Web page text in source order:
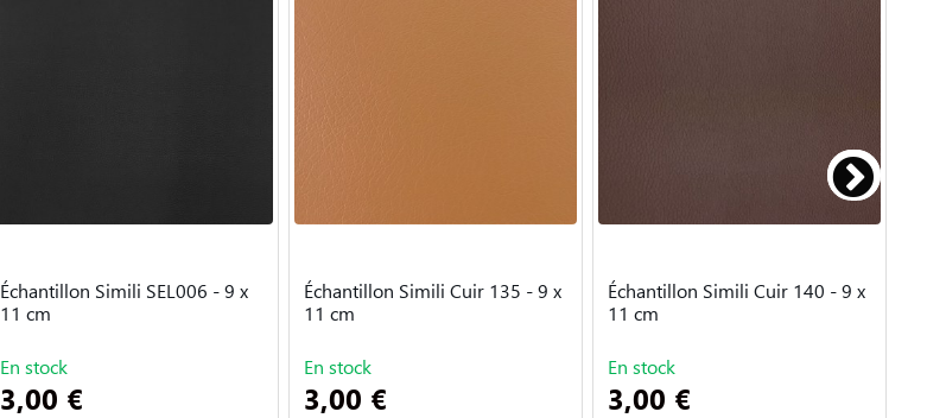
Échantillon Simili SEL006 - 9 x
11 cm
En stock
3,00 €
Échantillon Simili Cuir 135 - 9 x
11 cm
En stock
3,00 €
Échantillon Simili Cuir 140 - 9 x
11 cm
En stock
3,00 €